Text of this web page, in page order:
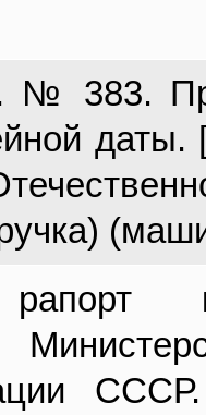
№ 383.